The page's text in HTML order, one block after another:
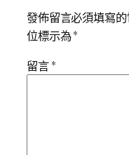
發佈留言必須填寫
位標示為*
留言*